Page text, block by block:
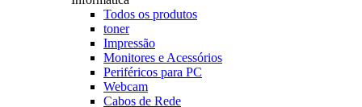
Todos os produtos
toner
Impressão
Monitores e Acessórios
Periféricos para PC
Webcam
Cabos de Rede